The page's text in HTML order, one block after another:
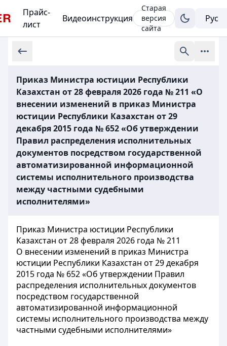
Прайс-
лист
Видеоинструкция
Старая
версия
сайта
Приказ Министра юстиции Республики
Казахстан от 28 февраля 2026 года № 211 «О
внесении изменений в приказ Министра
юстиции Республики Казахстан от 29
декабря 2015 года № 652 «Об утверждении
Правил распределения исполнительных
документов посредством государственной
автоматизированной информационной
системы исполнительного производства
между частными судебными
исполнителями»
Приказ Министра юстиции Республики
Казахстан от 28 февраля 2026 года № 211
О внесении изменений в приказ Министра
юстиции Республики Казахстан от 29 декабря
2015 года № 652 «Об утверждении Правил
распределения исполнительных документов
посредством государственной
автоматизированной информационной
системы исполнительного производства между
частными судебными исполнителями»